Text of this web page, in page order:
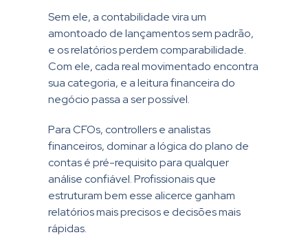
Sem ele, a contabilidade vira um
amontoado de lançamentos sem padrão,
e os relatórios perdem comparabilidade.
Com ele, cada real movimentado encontra
sua categoria, e a leitura financeira do
negócio passa a ser possível.
Para CFOs, controllers e analistas
financeiros, dominar a lógica do plano de
contas é pré-requisito para qualquer
análise confiável. Profissionais que
estruturam bem esse alicerce ganham
relatórios mais precisos e decisões mais
rápidas.